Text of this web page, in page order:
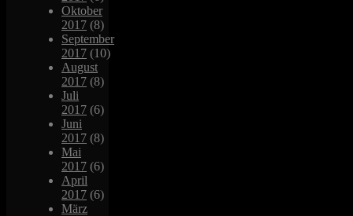
Oktober
2017 (8)
September
2017 (10)
August
2017 (8)
Juli
2017 (6)
Juni
2017 (8)
Mai
2017 (6)
April
2017 (6)
März